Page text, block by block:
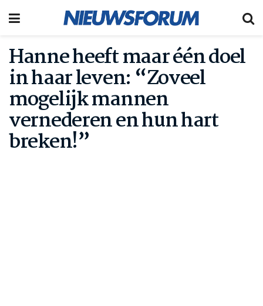
Hanne heeft maar één doel
in haar leven: “Zoveel
mogelijk mannen
vernederen en hun hart
breken!”